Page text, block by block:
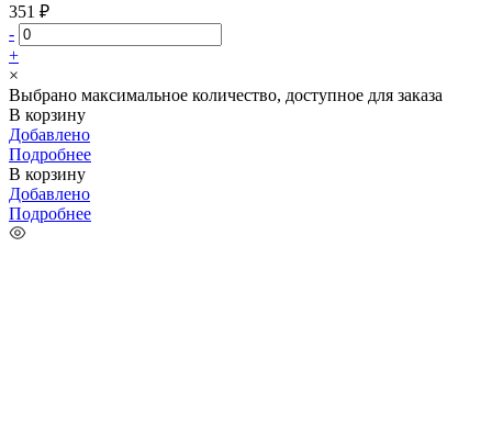
351 ₽
-
+
×
Выбрано максимальное количество, доступное для заказа
В корзину
Добавлено
Подробнее
В корзину
Добавлено
Подробнее